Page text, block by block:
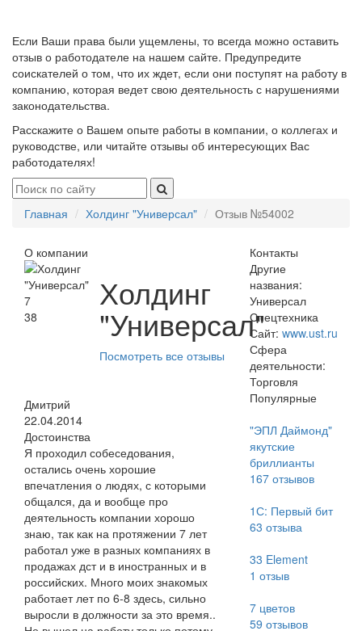
Если Ваши права были ущемлены, то всегда можно оставить
отзыв о работодателе на нашем сайте. Предупредите
соискателей о том, что их ждет, если они поступят на работу в
компанию, которая ведет свою деятельность с нарушениями
законодательства.
Расскажите о Вашем опыте работы в компании, о коллегах и
руководстве, или читайте отзывы об интересующих Вас
работодателях!
Главная Холдинг "Универсал" Отзыв №54002
О компании
7
38
Холдинг
"Универсал"
Посмотреть все отзывы
Дмитрий
22.04.2014
Достоинства
Я проходил собеседования,
остались очень хорошие
впечатления о людях, с которыми
общался, да и вообще про
деятельность компании хорошо
знаю, так как на протяжении 7 лет
работал уже в разных компаниях в
продажах дст и в иностранных и в
российских. Много моих знакомых
работает лет по 6-8 здесь, сильно
выросли в должности за это время..
Контакты
Другие
названия:
Универсал
Спецтехника
Сайт: www.ust.ru
Сфера
деятельности:
Торговля
Популярные
"ЭПЛ Даймонд"
якутские
бриллианты
167отзывов
1С: Первый бит
63 отзыва
33 Element
1 отзыв
7 цветов
59 отзывов